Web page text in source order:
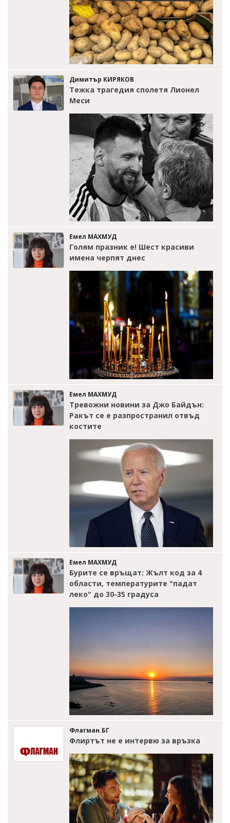
Димитър КИРЯКОВ
Тежка трагедия сполетя Лионел
Меси
Емел МАХМУД
Голям празник е! Шест красиви
имена черпят днес
Емел МАХМУД
Тревожни новини за Джо Байдън:
Ракът се е разпространил отвъд
костите
Емел МАХМУД
Бурите се връщат: Жълт код за 4
области, температурите "падат
леко" до 30-35 градуса
Флагман.БГ
Флиртът не е интервю за връзка